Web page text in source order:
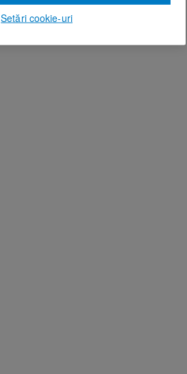
Setări cookie-uri